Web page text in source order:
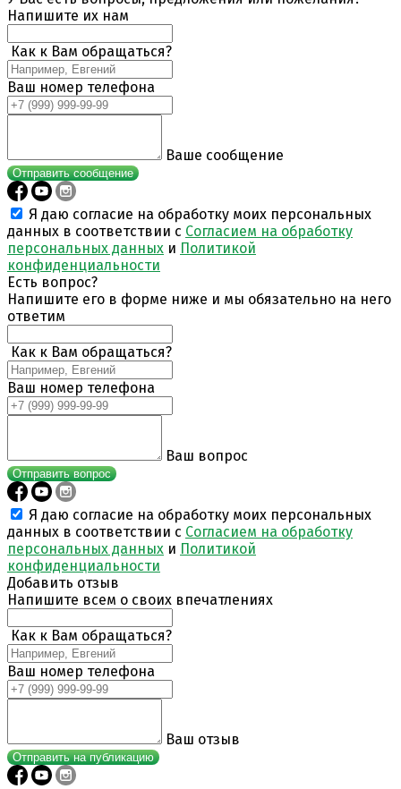
Напишите их нам
Как к Вам обращаться?
Ваш номер телефона
Ваше сообщение
Отправить сообщение
Я даю согласие на обработку моих персональных
данных в соответствии с Согласием на обработку
персональных данных и Политикой
конфиденциальности
Есть вопрос?
Напишите его в форме ниже и мы обязательно на него
ответим
Как к Вам обращаться?
Ваш номер телефона
Ваш вопрос
Отправить вопрос
Я даю согласие на обработку моих персональных
данных в соответствии с Согласием на обработку
персональных данных и Политикой
конфиденциальности
Добавить отзыв
Напишите всем о своих впечатлениях
Как к Вам обращаться?
Ваш номер телефона
Ваш отзыв
Отправить на публикацию